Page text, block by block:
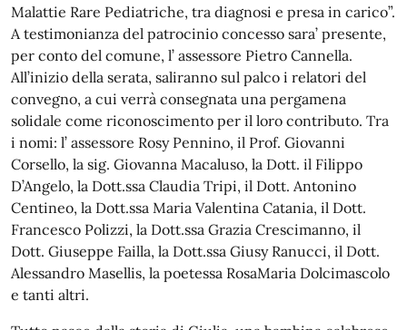
Malattie Rare Pediatriche, tra diagnosi e presa in carico”.
A testimonianza del patrocinio concesso sara’ presente,
per conto del comune, l’ assessore Pietro Cannella.
All’inizio della serata, saliranno sul palco i relatori del
convegno, a cui verrà consegnata una pergamena
solidale come riconoscimento per il loro contributo. Tra
i nomi: l’ assessore Rosy Pennino, il Prof. Giovanni
Corsello, la sig. Giovanna Macaluso, la Dott. il Filippo
D’Angelo, la Dott.ssa Claudia Tripi, il Dott. Antonino
Centineo, la Dott.ssa Maria Valentina Catania, il Dott.
Francesco Polizzi, la Dott.ssa Grazia Crescimanno, il
Dott. Giuseppe Failla, la Dott.ssa Giusy Ranucci, il Dott.
Alessandro Masellis, la poetessa RosaMaria Dolcimascolo
e tanti altri.